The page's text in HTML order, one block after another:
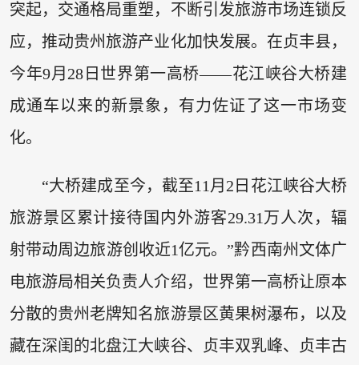
突起，交通格局重塑，不断引发旅游市场连锁反
应，推动贵州旅游产业化加快发展。在贞丰县，
今年9月28日世界第一高桥——花江峡谷大桥建
成通车以来的新景象，有力佐证了这一市场变
化。
“大桥建成至今，截至11月2日花江峡谷大桥
旅游景区累计接待国内外游客29.31万人次，辐
射带动周边旅游创收近1亿元。”黔西南州文体广
电旅游局相关负责人介绍，世界第一高桥让原本
分散的贵州老牌知名旅游景区黄果树瀑布，以及
藏在深闺的北盘江大峡谷、贞丰双乳峰、贞丰古